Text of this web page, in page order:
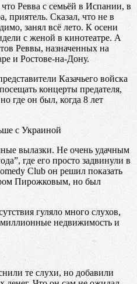
Ревва с семьёй в Испании, в
приятель. Сказал, что не в
занял всё лето. К осени
с женой в кинотеатре. А
Реввы, назначенных на
и Ростове-на-Дону.
Казачьего войска
концерты предателя,
где он был, когда 8 лет
с Украиной
вылазки. Не очень удачным
где его просто задвинули в
Club он решил показать
Пирожковым, но был
гуляло много слухов,
недвижимость и
те слухи, но добавили